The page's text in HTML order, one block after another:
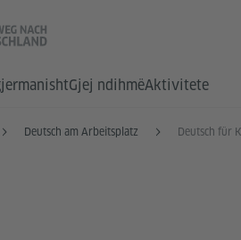
Gjej ndihmëAktivitete
Deutsch am Arbeitsplatz Deutsch für